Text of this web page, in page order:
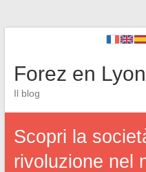
Forez en
Il blog
Scopri la
rivoluzione nel